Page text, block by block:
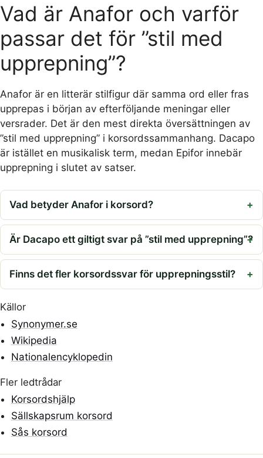
Vad är Anafor och varför
passar det för ”stil med
upprepning”?
Anafor är en litterär stilfigur där samma ord eller fras
upprepas i början av efterföljande meningar eller
versrader. Det är den mest direkta översättningen av
”stil med upprepning” i korsordssammanhang. Dacapo
är istället en musikalisk term, medan Epifor innebär
upprepning i slutet av satser.
Vad betyder Anafor i korsord?
Är Dacapo ett giltigt svar på ”stil med upprepning”?
Finns det fler korsordssvar för upprepningsstil?
Källor
Synonymer.se
Wikipedia
Nationalencyklopedin
Fler ledtrådar
Korsordshjälp
Sällskapsrum korsord
Sås korsord